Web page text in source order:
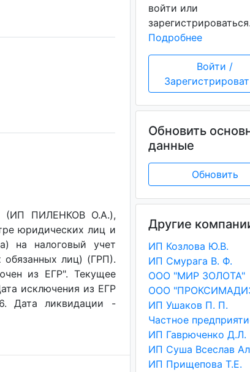
(ИП ПИЛЕНКОВ О.А.),
юридических лиц и
на налоговый учет
обязанных лиц) (ГРП).
из ЕГР". Текущее
исключения из ЕГР
Дата ликвидации -
войти или
Подробнее
Войти /
Обновить
данные
Обновить
Другие
ИП Козлова Ю.В.
ИП Смурага В. Ф.
ООО "МИР ЗОЛОТА"
ООО
ИП Ушаков П. П.
ИП Гаврюченко Д.Л.
ИП Прищепова Т.Е.